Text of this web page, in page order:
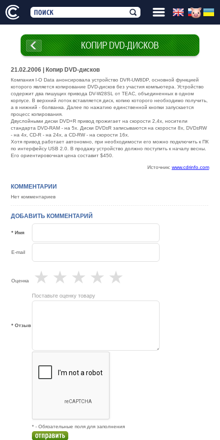
КОПИР DVD-ДИСКОВ
21.02.2006 | Копир DVD-дисков
Компания I-O Data анонсировала устройство DVR-UW8DP, основной функцией
которого является копирование DVD-дисков без участия компьютера. Устройство
содержит два пишущих привода DV-W28SL от TEAC, объединенных в одном
корпусе. В верхний лоток вставляется диск, копию которого необходимо получить,
а в нижний - болванка. Далее по нажатию единственной кнопки запускается
процесс копирования.
Двуслойными диски DVD+R привод прожигает на скорости 2,4х, носители
стандарта DVD-RAM - на 5х. Диски DVD±R записываются на скорости 8х, DVD±RW
- на 4х, CD-R - на 24х, а CD-RW - на скорости 16х.
Хотя привод работает автономно, при необходимости его можно подключить к ПК
по интерфейсу USB 2.0. В продажу устройство должно поступить к началу весны.
Его ориентировочная цена составит $450.
Источник: www.cdrinfo.com
КОММЕНТАРИИ
Нет комментариев
ДОБАВИТЬ КОММЕНТАРИЙ
* Имя
E-mail
Оценка ★
★
★
★
★
Поставьте оценку товару
* Отзыв
* - Обязательные поля для заполнения